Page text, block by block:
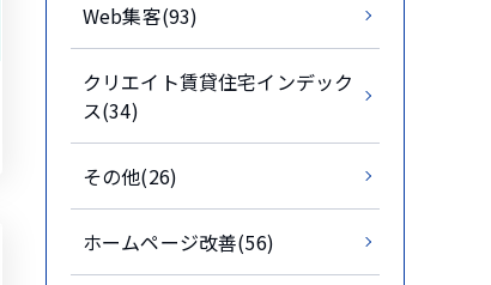
Web集客(93)
クリエイト賃貸住宅インデック
ス(34)
その他(26)
ホームページ改善(56)